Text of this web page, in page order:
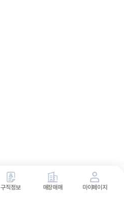
구직정보 매장매매 마이페이지